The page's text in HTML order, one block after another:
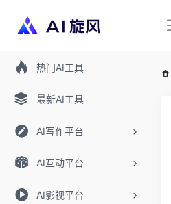
热门AI工具
最新AI工具
AI写作平台
AI互动平台
AI影视平台